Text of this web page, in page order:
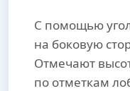
С помощью
на боковую
Отмечают
по отметкам